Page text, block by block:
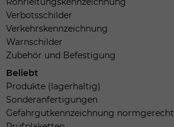
Verbotsschilder
Verkehrskennzeichnung
Warnschilder
Zubehör und Befestigung
Beliebt
Produkte (lagerhaltig)
Sonderanfertigungen
Gefahrgutkennzeichnung normgerecht